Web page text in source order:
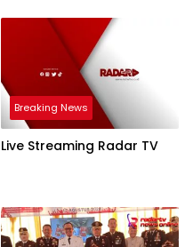
Hantu
Breaking News
Live Streaming Radar TV